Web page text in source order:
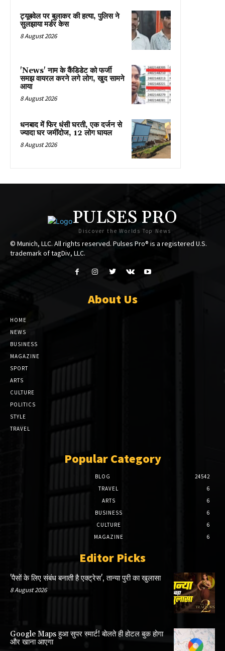
ट्यूबवेल पर बुलाकर की हत्या, पुलिस ने
सुलझाया मर्डर केस
8 August 2026
'News' नाम के कैंडिडेट को फर्जी
समझ वायरल करने लगे लोग, खुद सामने
आया
8 August 2026
धनबाद में फिर धंसी घरती, एक दर्जन से
ज्यादा घर जमींदोज, 12 लोग घायल
8 August 2026
PULSES PRO
Discover the Worlds Top News
© Munich, LLC. All rights reserved. Pulses Pro® is a registered U.S.
trademark of tagDiv, LLC.
About Us
HOME
NEWS
BUSINESS
MAGAZINE
SPORT
ARTS
CULTURE
POLITICS
STYLE
TRAVEL
Popular Category
BLOG
24542
TRAVEL
6
ARTS
6
BUSINESS
6
CULTURE
6
MAGAZINE
6
Editor Picks
'पैसों के लिए संबंध बनाती है एक्ट्रेस', तान्या पुरी का खुलासा
8 August 2026
Google Maps हुआ सुपर स्मार्ट! बोलते ही होटल बुक होगा
और खाना आएगा